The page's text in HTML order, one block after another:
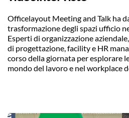
Officelayout Meeting and Talk ha
trasformazione degli spazi ufficio
Esperti di organizzazione
di progettazione, facility e HR
corso della giornata per esplorare
mondo del lavoro e nel workplace